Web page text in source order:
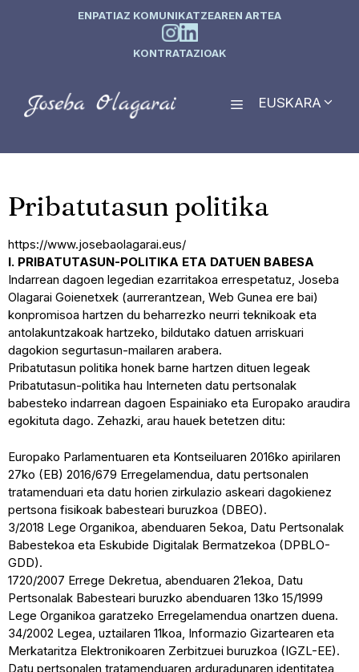
ENPATIAZ KOMUNIKATZEAREN ARTEA
KONTRATAZIOAK
EUSKARA
Pribatutasun politika
https://www.josebaolagarai.eus/
I. PRIBATUTASUN-POLITIKA ETA DATUEN BABESA
Indarrean dagoen legedian ezarritakoa errespetatuz, Joseba
Olagarai Goienetxek (aurrerantzean, Web Gunea ere bai)
konpromisoa hartzen du beharrezko neurri teknikoak eta
antolakuntzakoak hartzeko, bildutako datuen arriskuari
dagokion segurtasun-mailaren arabera.
Pribatutasun politika honek barne hartzen dituen legeak
Pribatutasun-politika hau Interneten datu pertsonalak
babesteko indarrean dagoen Espainiako eta Europako araudira
egokituta dago. Zehazki, arau hauek betetzen ditu:
Europako Parlamentuaren eta Kontseiluaren 2016ko apirilaren
27ko (EB) 2016/679 Erregelamendua, datu pertsonalen
tratamenduari eta datu horien zirkulazio askeari dagokienez
pertsona fisikoak babesteari buruzkoa (DBEO).
3/2018 Lege Organikoa, abenduaren 5ekoa, Datu Pertsonalak
Babestekoa eta Eskubide Digitalak Bermatzekoa (DPBLO-
GDD).
1720/2007 Errege Dekretua, abenduaren 21ekoa, Datu
Pertsonalak Babesteari buruzko abenduaren 13ko 15/1999
Lege Organikoa garatzeko Erregelamendua onartzen duena.
34/2002 Legea, uztailaren 11koa, Informazio Gizartearen eta
Merkataritza Elektronikoaren Zerbitzuei buruzkoa (IGZL-EE).
Datu pertsonalen tratamenduaren arduradunaren identitatea